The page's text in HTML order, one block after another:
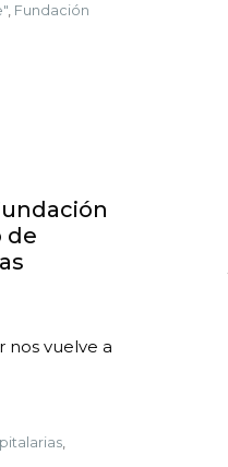
, Fundación
de
nos vuelve a
,